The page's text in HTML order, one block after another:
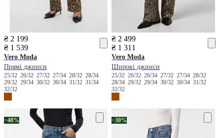
₴ 2 199
₴ 1 539
Vero Moda
Прямі джинси
25/32 26/32 27/32 27/34 28/32 28/34
29/32 29/34 30/32 30/34 31/32 31/34
32/32
₴ 2 499
₴ 1 311
Vero Moda
Широкі джинси
25/3226/3226/3427/3227/3428/32
28/3429/3229/3430/3230/3431/32
32/32
−48% −30%